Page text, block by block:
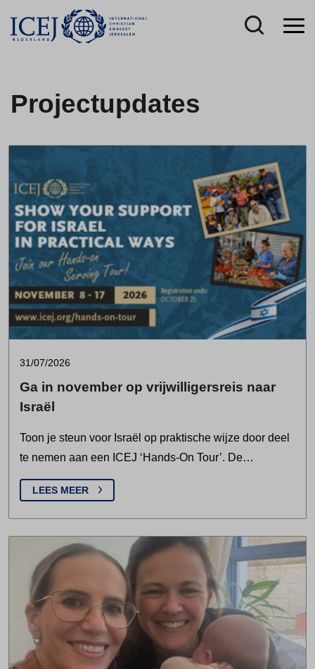
Projectupdates
31/07/2026
Ga in november op vrijwilligersreis naar
Israël
Toon je steun voor Israël op praktische wijze door deel
te nemen aan een ICEJ ‘Hands-On Tour’. De…
LEES MEER